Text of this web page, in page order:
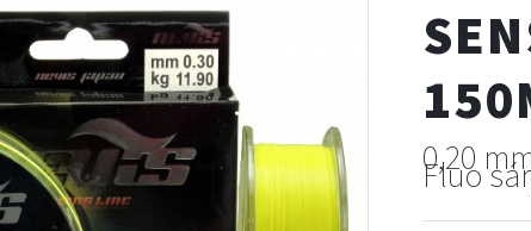
0,20
Fluo